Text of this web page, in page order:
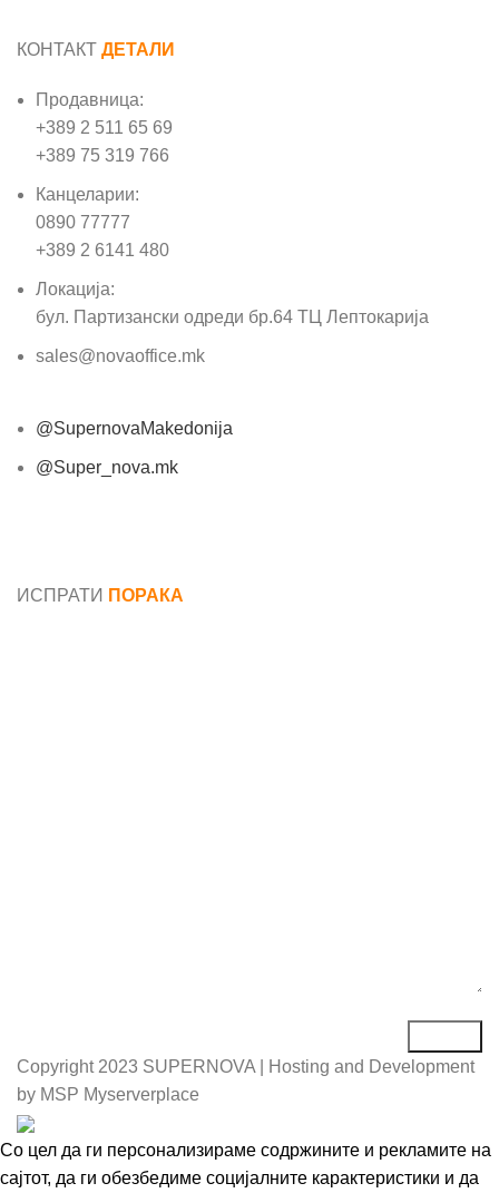
КОНТАКТ ДЕТАЛИ
Продавница:
+389 2 511 65 69
+389 75 319 766
Канцеларии:
0890 77777
+389 2 6141 480
Локација:
бул. Партизански одреди бр.64 ТЦ Лептокарија
sales@novaoffice.mk
@SupernovaMakedonija
@Super_nova.mk
ИСПРАТИ ПОРАКА
Copyright 2023 SUPERNOVA | Hosting and Development
by MSP Myserverplace
Со цел да ги персонализираме содржините и рекламите на
сајтот, да ги обезбедиме социјалните карактеристики и да